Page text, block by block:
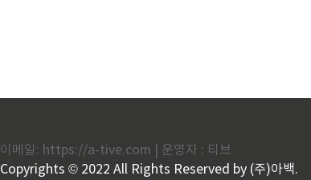
두드러질 수 있습
이메일: https://a-tive.com | 운영자 : 티브
Copyrights © 2022 All Rights Reserved by (주)아백.